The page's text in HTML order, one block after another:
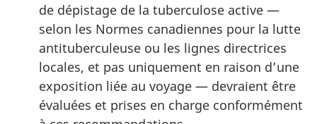
de dépistage de la tuberculose active —
selon les Normes canadiennes pour la lutte
antituberculeuse ou les lignes directrices
locales, et pas uniquement en raison d’une
exposition liée au voyage — devraient être
évaluées et prises en charge conformément